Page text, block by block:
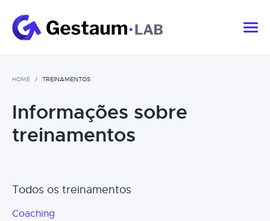
HOME TREINAMENTOS
Informações sobre
treinamentos
Todos os treinamentos
Coaching